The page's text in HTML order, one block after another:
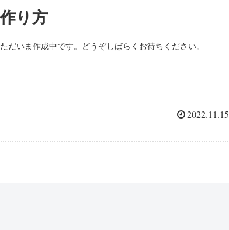
作り方
ただいま作成中です。どうぞしばらくお待ちください。
2022.11.15